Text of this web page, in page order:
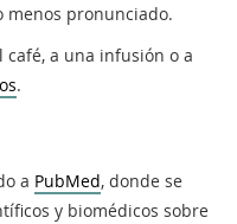
menos pronunciado.
café, a una infusión o a
.
a PubMed, donde se
y biomédicos sobre